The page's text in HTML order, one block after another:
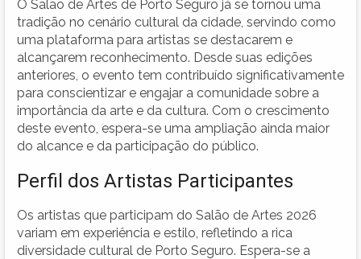
O Salão de Artes de Porto Seguro já se tornou uma
tradição no cenário cultural da cidade, servindo como
uma plataforma para artistas se destacarem e
alcançarem reconhecimento. Desde suas edições
anteriores, o evento tem contribuído significativamente
para conscientizar e engajar a comunidade sobre a
importância da arte e da cultura. Com o crescimento
deste evento, espera-se uma ampliação ainda maior
do alcance e da participação do público.
Perfil dos Artistas Participantes
Os artistas que participam do Salão de Artes 2026
variam em experiência e estilo, refletindo a rica
diversidade cultural de Porto Seguro. Espera-se a